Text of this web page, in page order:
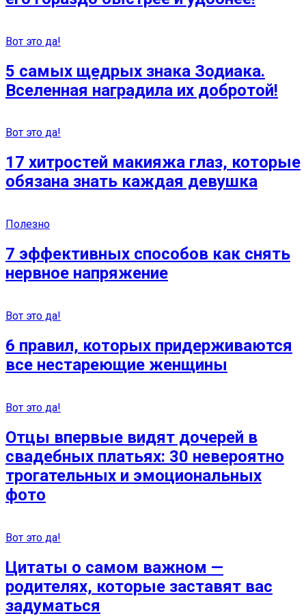
Вот это да!
5 самых щедрых знака Зодиака.
Вселенная наградила их добротой!
Вот это да!
17 хитростей макияжа глаз, которые
обязана знать каждая девушка
Полезно
7 эффективных способов как снять
нервное напряжение
Вот это да!
6 правил, которых придерживаются
все нестареющие женщины
Вот это да!
Отцы впервые видят дочерей в
свадебных платьях: 30 невероятно
трогательных и эмоциональных
фото
Вот это да!
Цитаты о самом важном —
родителях, которые заставят вас
задуматься